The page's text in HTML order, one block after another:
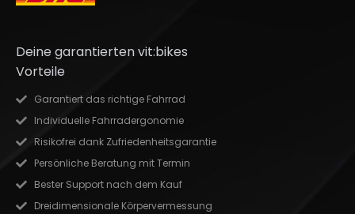
Deine garantierten vit:bikes
Vorteile
Garantiert das richtige Fahrrad
Individuelle Fahrradergonomie
Risikofrei dank Zufriedenheitsgarantie
Persönliche Beratung mit Termin
Bester Support nach dem Kauf
Dreidimensionale Körpervermessung